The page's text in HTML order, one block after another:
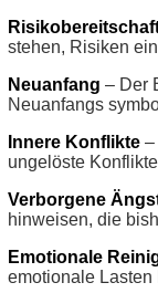
stehen, Risiken
Neuanfang – Der
Neuanfangs
Innere Konflikte –
ungelöste
Verborgene
hinweisen, die
Emotionale
emotionale Lasten